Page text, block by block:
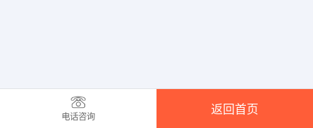
电话咨询
返回首页